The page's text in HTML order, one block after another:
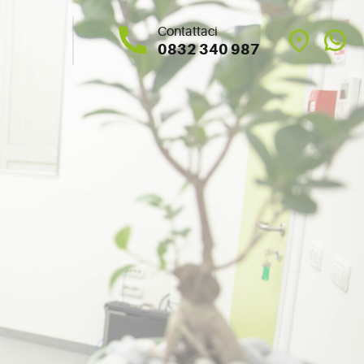
Contattaci
0832 340 987